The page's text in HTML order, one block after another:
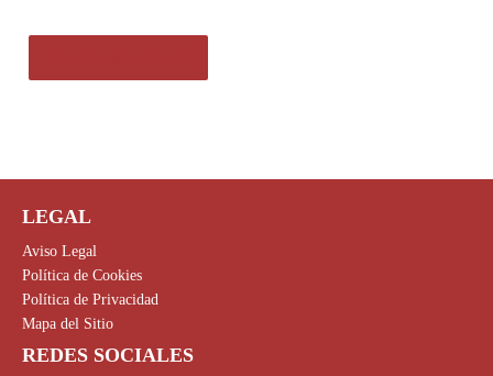
LEGAL
Aviso Legal
Política de Cookies
Política de Privacidad
Mapa del Sitio
REDES SOCIALES